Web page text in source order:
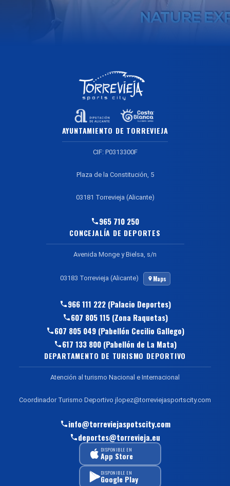
AYUNTAMIENTO DE TORREVIEJA
CIF: P0313300F
Plaza de la Constitución, 5
03181 Torrevieja (Alicante)
965 710 250
CONCEJALÍA DE DEPORTES
Avenida Monge y Bielsa, s/n
03183 Torrevieja (Alicante) Maps
966 111 222 (Palacio Deportes)
607 805 115 (Zona Raquetas)
607 805 049 (Pabellón Cecilio Gallego)
617 133 800 (Pabellón de La Mata)
DEPARTAMENTO DE TURISMO DEPORTIVO
Atención al turismo Nacional e Internacional
Coordinador Turismo Deportivo jlopez@torreviejasportscity.com
info@torreviejaspotscity.com
deportes@torrevieja.eu
DISPONIBLE EN
App Store
DISPONIBLE EN
Google Play